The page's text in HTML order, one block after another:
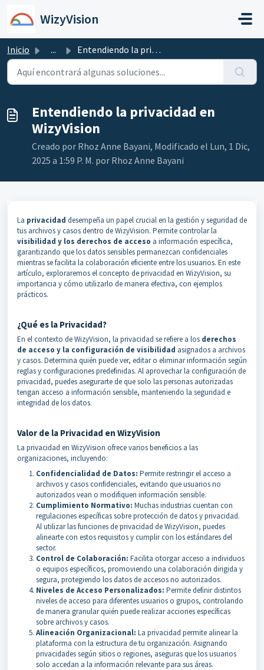
WizyVision
Inicio ... Entendiendo la privacidad en WizyVision
Entendiendo la privacidad en
WizyVision
Creado por Rhoz Anne Bayani, Modificado el Lun, 1 Dic,
2025 a 1:59 P. M. por Rhoz Anne Bayani
La privacidad desempeña un papel crucial en la gestión y seguridad de
tus archivos y casos dentro de WizyVision. Permite controlar la
visibilidad y los derechos de acceso a información específica,
garantizando que los datos sensibles permanezcan confidenciales
mientras se facilita la colaboración eficiente entre los usuarios. En este
artículo, exploraremos el concepto de privacidad en WizyVision, su
importancia y cómo utilizarlo de manera efectiva, con ejemplos
prácticos.
¿Qué es la Privacidad?
En el contexto de WizyVision, la privacidad se refiere a los derechos
de acceso y la configuración de visibilidad asignados a archivos
y casos. Determina quién puede ver, editar o eliminar información según
reglas y configuraciones predefinidas. Al aprovechar la configuración de
privacidad, puedes asegurarte de que solo las personas autorizadas
tengan acceso a información sensible, manteniendo la seguridad e
integridad de los datos.
Valor de la Privacidad en WizyVision
La privacidad en WizyVision ofrece varios beneficios a las
organizaciones, incluyendo:
Confidencialidad de Datos: Permite restringir el acceso a
archivos y casos confidenciales, evitando que usuarios no
autorizados vean o modifiquen información sensible.
Cumplimiento Normativo: Muchas industrias cuentan con
regulaciones específicas sobre protección de datos y privacidad.
Al utilizar las funciones de privacidad de WizyVision, puedes
alinearte con estos requisitos y cumplir con los estándares del
sector.
Control de Colaboración: Facilita otorgar acceso a individuos
o equipos específicos, promoviendo una colaboración dirigida y
segura, protegiendo los datos de accesos no autorizados.
Niveles de Acceso Personalizados: Permite definir distintos
niveles de acceso para diferentes usuarios o grupos, controlando
de manera granular quién puede realizar acciones específicas
sobre archivos y casos.
Alineación Organizacional: La privacidad permite alinear la
plataforma con la estructura de tu organización. Asignando
privacidades según sitios o regiones, aseguras que los usuarios
solo accedan a la información relevante para sus áreas.